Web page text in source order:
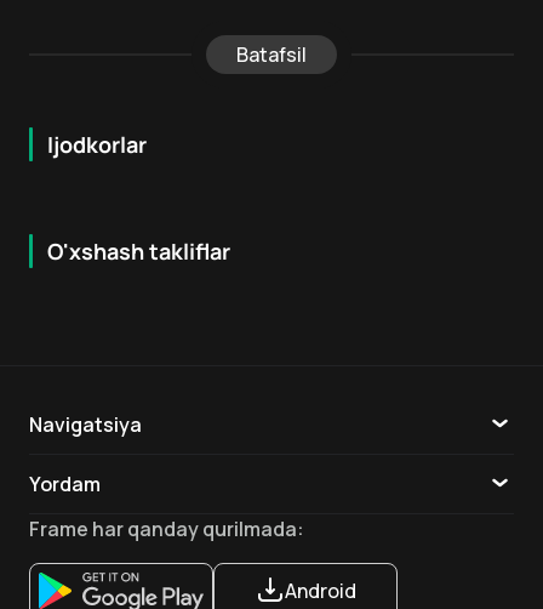
Batafsil
Ijodkorlar
O'xshash takliflar
18 + 7.7
Navigatsiya
Yordam
Aloqa
Ilovalar
Frame har qanday qurilmada:
Android